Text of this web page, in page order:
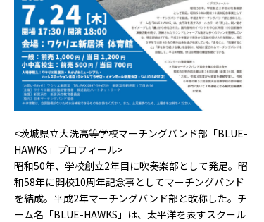
<茨城県立大洗高等学校マーチングバンド部「BLUE-
HAWKS」プロフィール>
昭和50年、学校創立2年目に吹奏楽部として発足。昭
和58年に開校10周年記念事としてマーチングバンド
を結成。平成2年マーチングバンド部と改称した。チ
ーム名「BLUE-HAWKS」は、太平洋を表すスクール